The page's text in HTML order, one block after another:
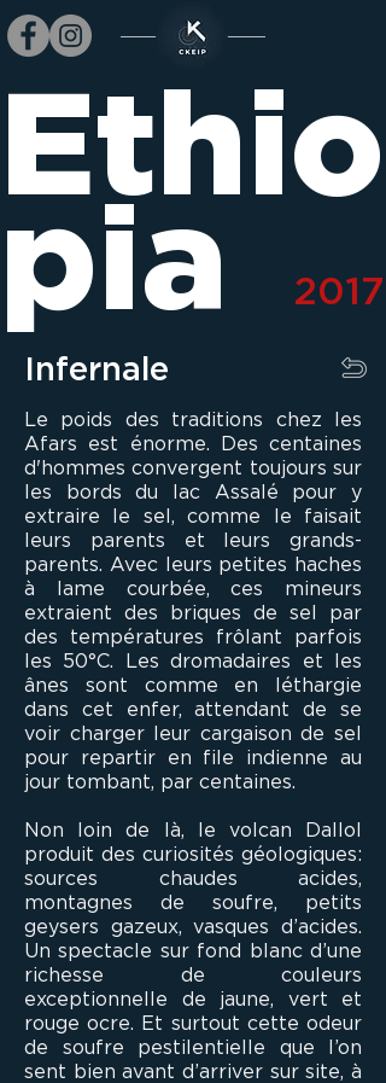
2017
Ethio
pia
Infernale
Le poids des traditions chez les
Afars est énorme. Des centaines
d'hommes convergent toujours sur
les bords du lac Assalé pour y
extraire le sel, comme le faisait
leurs parents et leurs grands-
parents. Avec leurs petites haches
à lame courbée, ces mineurs
extraient des briques de sel par
des températures frôlant parfois
les 50°C. Les dromadaires et les
ânes sont comme en léthargie
dans cet enfer, attendant de se
voir charger leur cargaison de sel
pour repartir en file indienne au
jour tombant, par centaines.
Non loin de là, le volcan Dallol
produit des curiosités géologiques:
sources chaudes acides,
montagnes de soufre, petits
geysers gazeux, vasques d’acides.
Un spectacle sur fond blanc d’une
richesse de couleurs
exceptionnelle de jaune, vert et
rouge ocre. Et surtout cette odeur
de soufre pestilentielle que l’on
sent bien avant d’arriver sur site, à